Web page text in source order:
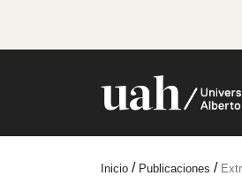
Inicio / Publicaciones /